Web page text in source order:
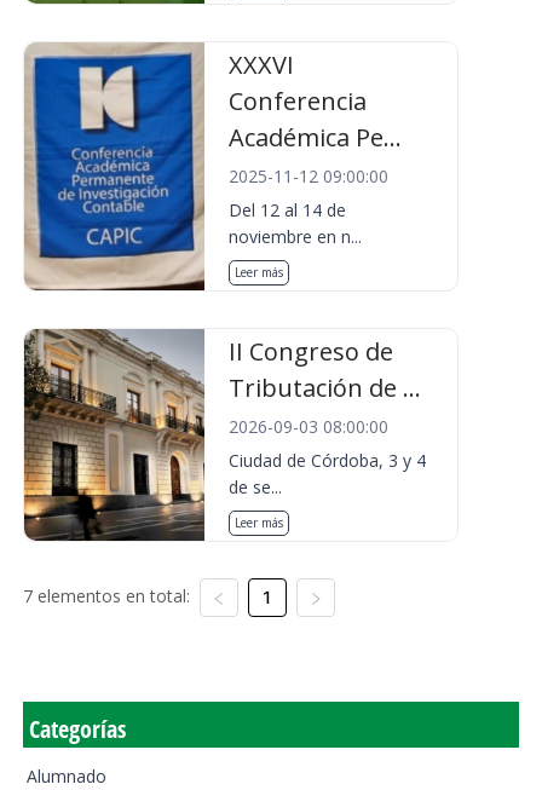
XXXVI
Conferencia
Académica Pe...
2025-11-12 09:00:00
Del 12 al 14 de
noviembre en n...
Leer más
II Congreso de
Tributación de ...
2026-09-03 08:00:00
Ciudad de Córdoba, 3 y 4
de se...
Leer más
7 elementos en total: 1
Categorías
Alumnado